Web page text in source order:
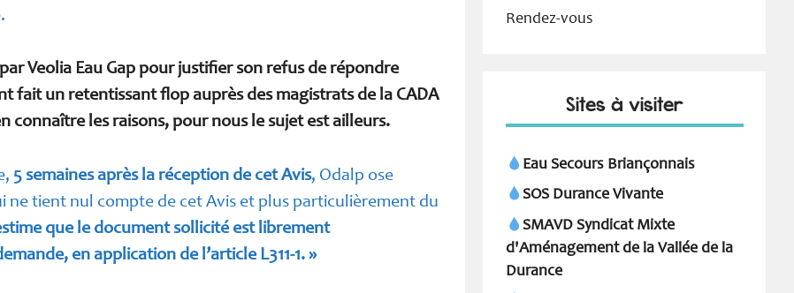
Veolia Eau Gap pour justifier son refus de répondre
fait un retentissant flop auprès des magistrats de la CADA
connaître les raisons, pour nous le sujet est ailleurs.
5 semaines après la réception de cet Avis, Odalp ose
ne tient nul compte de cet Avis et plus particulièrement du
que le document sollicité est librement
en application de l’article L311-1. »
Rendez-vous
Sites à visiter
Eau Secours Briançonnais
SOS Durance Vivante
SMAVD Syndicat Mixte
d'Aménagement de la Vallée de la
Durance